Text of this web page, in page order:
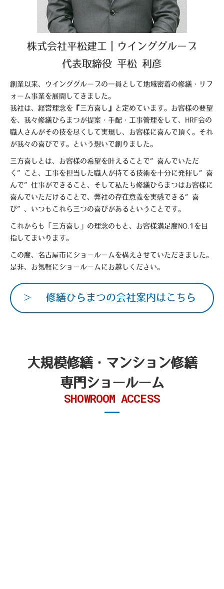
創業以来、ウインググループの一員として地域密着の修繕・リフ
ォーム事業を展開してきました。
我社は、経営理念を『三方喜し』と定めています。お客様の要望
を、我々修繕ひらまつが提案・手配・工事管理をして、HRF会の
職人さんがその技を尽くして実現し、お客様に喜んで頂く。それ
が我々の喜びです。という想いで創りました。
三方喜しとは、お客様の希望を叶えることで“喜んでいただ
く”こと、工事を担当した職人が持てる技術を十分に発揮し“喜
んで”仕事ができること、そして私たち修繕ひらまつはお客様に
喜んでいただけることで、弊社の存在意義を実感できる“喜
び”、いつもこれら三つの喜びがあるということです。
これからも「三方喜し」の理念のもと、お客様満足度NO.1を目
指してまいります。
この度、名古屋市にショールームを構えさせていただきました。
是非、お気軽にショールームにお越しください。
修繕ひらまつの会社案内はこちら
株式会社平松建工｜ウインググループ
代表取締役 平松 利彦
大規模修繕・マンション修繕
専門ショールーム
SHOWROOM ACCESS